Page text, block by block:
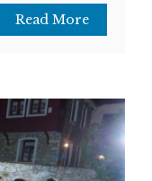
Read More